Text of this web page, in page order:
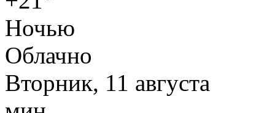
Ночью
Облачно
Вторник, 11 августа